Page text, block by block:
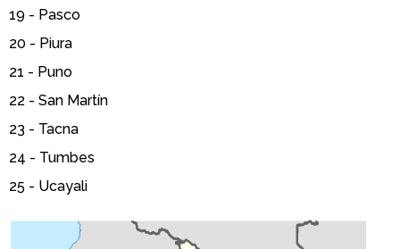
19 - Pasco
20 - Piura
21 - Puno
22 - San Martín
23 - Tacna
24 - Tumbes
25 - Ucayali